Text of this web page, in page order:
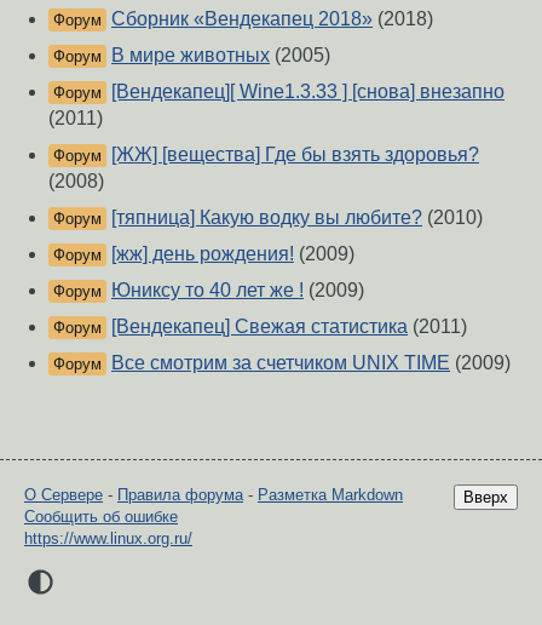
Форум Сборник «Вендекапец 2018» (2018)
Форум В мире животных (2005)
Форум
[Вендекапец][ Wine1.3.33 ] [снова] внезапно
(2011)
Форум
[ЖЖ] [вещества] Где бы взять здоровья?
(2008)
Форум [тяпница] Какую водку вы любите? (2010)
Форум [жж] день рождения! (2009)
Форум Юниксу то 40 лет же ! (2009)
Форум [Вендекапец] Свежая статистика (2011)
Форум Все смотрим за счетчиком UNIX TIME (2009)
Вверх
О Сервере - Правила форума - Разметка Markdown
Сообщить об ошибке
https://www.linux.org.ru/